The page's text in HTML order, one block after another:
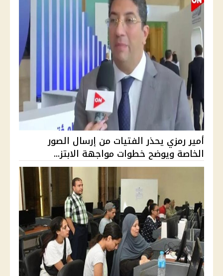
أمير رمزي يحذر الفتيات من إرسال الصور
الخاصة ويوضح خطوات مواجهة الابتز...